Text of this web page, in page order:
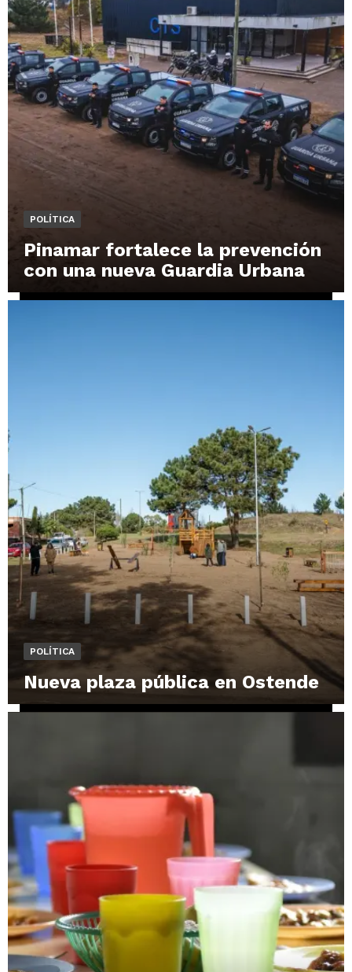
POLÍTICA
Pinamar fortalece la prevención
con una nueva Guardia Urbana
POLÍTICA
Nueva plaza pública en Ostende